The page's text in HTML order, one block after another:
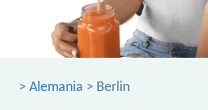
> Alemania > Berlin